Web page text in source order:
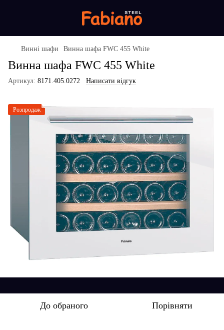
Винні шафи Винна шафа FWC 455 White
Винна шафа FWC 455 White
Артикул: 8171.405.0272 Написати відгук
Розпродаж
До обраного Порівняти